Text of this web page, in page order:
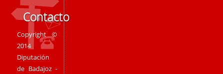
Contacto
Copyright ©
2014
Diputación
de Badajoz -